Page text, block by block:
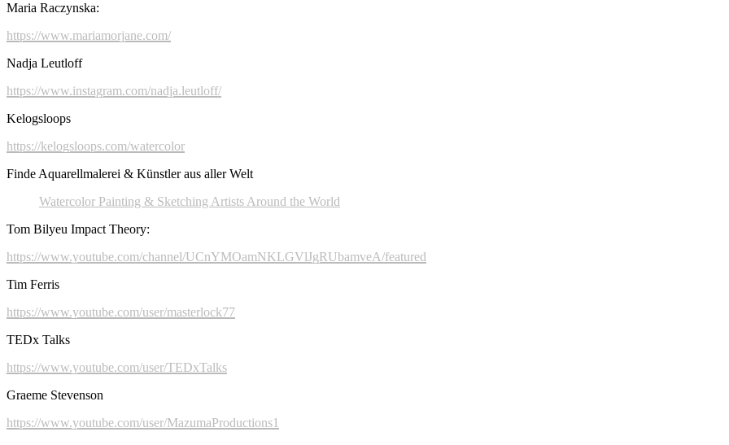
Maria Raczynska:
https://www.mariamorjane.com/
Nadja Leutloff
https://www.instagram.com/nadja.leutloff/
Kelogsloops
https://kelogsloops.com/watercolor
Finde Aquarellmalerei & Künstler aus aller Welt
Watercolor Painting & Sketching Artists Around the World
Tom Bilyeu Impact Theory:
https://www.youtube.com/channel/UCnYMOamNKLGVlJgRUbamveA/featured
Tim Ferris
https://www.youtube.com/user/masterlock77
TEDx Talks
https://www.youtube.com/user/TEDxTalks
Graeme Stevenson
https://www.youtube.com/user/MazumaProductions1